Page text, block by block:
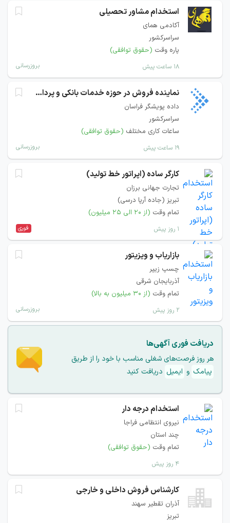
استخدام مشاور تحصیلی
آکادمی همای
سراسرکشور
پاره وقت (حقوق توافقی)
۱۸ ساعت پیش بروزرسانی
نماینده فروش در حوزه خدمات بانکی و پرداخت
داده پویشگر فراسان
سراسرکشور
ساعات کاری مختلف (حقوق توافقی)
۱۹ ساعت پیش بروزرسانی
کارگر ساده (اپراتور خط تولید)
تجارت جهانی برزان
تبریز (جاده آرپا درسی)
تمام وقت (از ۲۰ الی ۲۵ میلیون)
۱ روز پیش فوری
بازاریاب و ویزیتور
چسپ زیپر
آذربایجان شرقی
تمام وقت (از ۳۰ میلیون به بالا)
۲ روز پیش بروزرسانی
دریافت فوری آگهی‌ها
هر روز فرصت‌های شغلی مناسب با خود را از طریق
پیامک و ایمیل دریافت کنید
استخدام درجه دار
نیروی انتظامی فراجا
چند استان
تمام وقت (حقوق توافقی)
۴ روز پیش
كارشناس فروش داخلی و خارجی
آذران تقطير سهند
تبریز